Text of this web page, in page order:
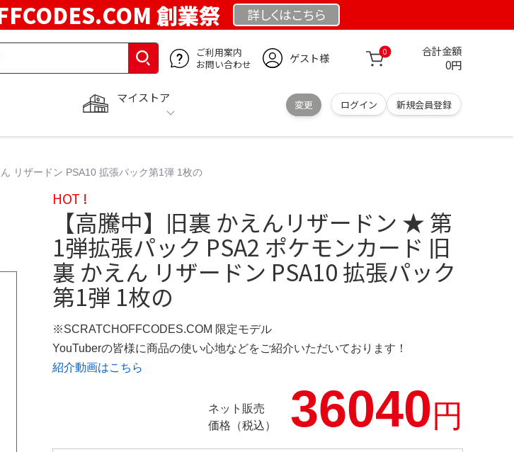
創業祭 詳しくはこちら
ご利用案内
お問い合わせ
ゲスト様 0 合計金額
0円
マイストア
変更 ログイン 新規会員登録
リザードン PSA10 拡張パック第1弾 1枚の
HOT !
【高騰中】旧裏 かえんリザードン ★ 第
1弾拡張パック PSA2 ポケモンカード 旧
裏 かえん リザードン PSA10 拡張パック
第1弾 1枚の
※SCRATCHOFFCODES.COM 限定モデル
YouTuberの皆様に商品の使い心地などをご紹介いただいております！
紹介動画はこちら
ネット販売
価格（税込）
36040円